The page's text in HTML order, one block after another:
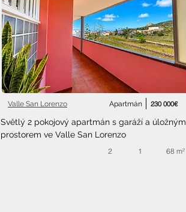
Apartmán
Valle San Lorenzo 230 000€
Světlý 2 pokojový apartmán s garáží a úložným
prostorem ve Valle San Lorenzo
2 1 68 m²